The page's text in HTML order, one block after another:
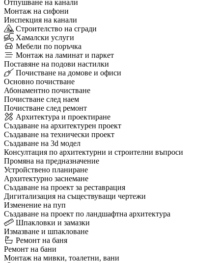
Отпушване на канали
Монтаж на сифони
Инспекция на канали
Строителство на сгради
Хамалски услуги
Мебели по поръчка
Монтаж на ламинат и паркет
Поставяне на подови настилки
Почистване на домове и офиси
Основно почистване
Абонаментно почистване
Почистване след наем
Почистване след ремонт
Архитектура и проектиране
Създаване на архитектурен проект
Създаване на технически проект
Създаване на 3d модел
Консултация по архитектурни и строителни въпроси
Промяна на предназначение
Устройствено планиране
Архитектурно заснемане
Създаване на проект за реставрация
Дигитализация на съществуващи чертежи
Изменение на пуп
Създаване на проект по ландшафтна архитектура
Шпакловки и замазки
Измазване и шпакловане
Ремонт на баня
Ремонт на бани
Монтаж на мивки, тоалетни, вани